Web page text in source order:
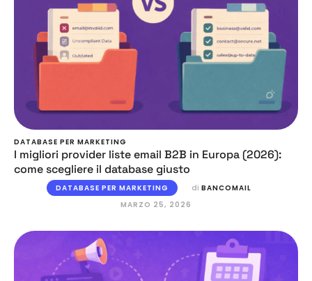
DATABASE PER MARKETING
I migliori provider liste email B2B in Europa (2026):
come scegliere il database giusto
DATABASE PER MARKETING di BANCOMAIL
MARZO 25, 2026